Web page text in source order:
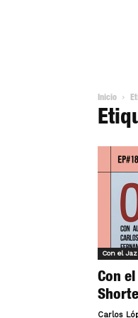
Inicio
Con el
Con
Carlos